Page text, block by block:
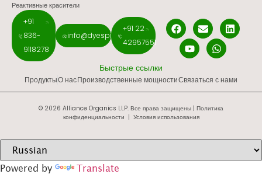
Реактивные красители
+91
836-
9118278
info@dyespigments.net
+91 22
42957551
Быстрые ссылки
ПродуктыО насПроизводственные мощностиСвязаться с нами
© 2026 Alliance Organics LLP. Все права защищены | Политика
конфиденциальности | Условия использования
Powered by Translate